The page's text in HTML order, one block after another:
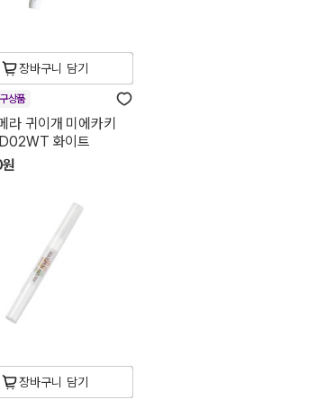
장바구니 담기
상품
라 귀이개 미에카키
화이트
장바구니 담기